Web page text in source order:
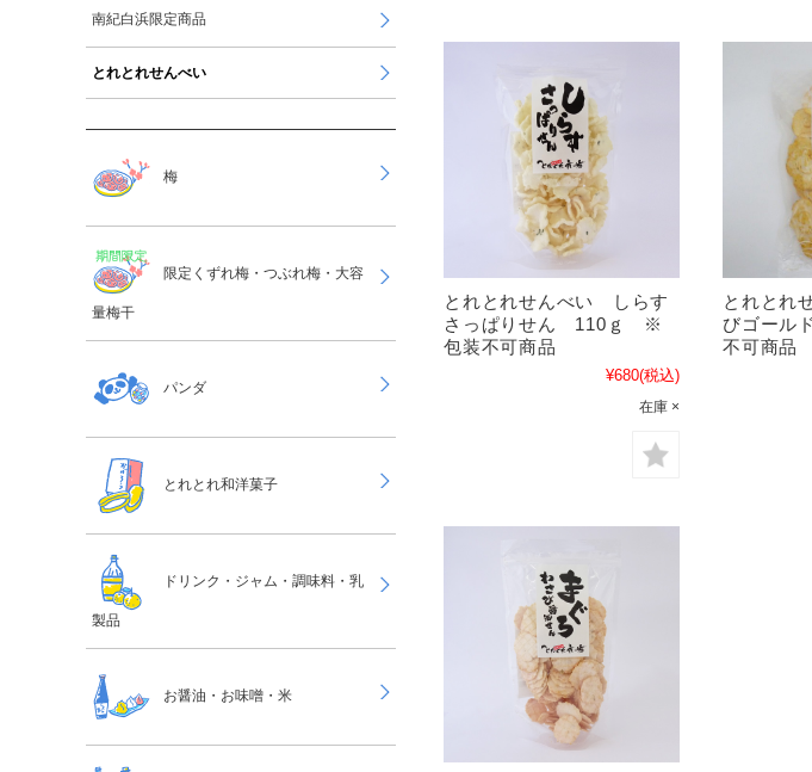
とれとれせんべい しらす
さっぱりせん 110ｇ ※
包装不可商品
¥680(税込)
在庫 ×
とれとれ
びゴー
不可商品
南紀白浜限定商品
とれとれせんべい
梅
限定くずれ梅・つぶれ梅・大容
量梅干
パンダ
とれとれ和洋菓子
ドリンク・ジャム・調味料・乳
製品
お醤油・お味噌・米